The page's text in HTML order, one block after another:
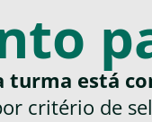
turma está
critério de